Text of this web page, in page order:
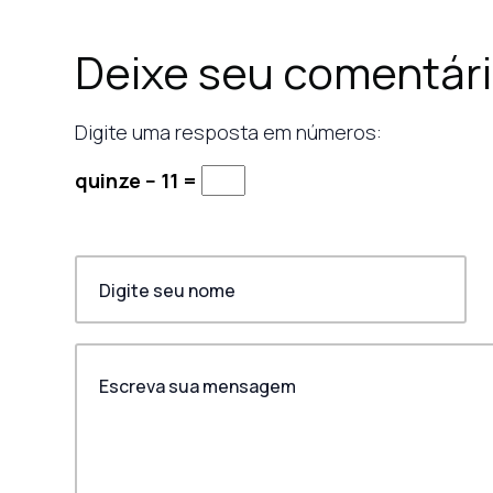
Deixe seu
Digite uma resposta em números:
quinze − 11 =